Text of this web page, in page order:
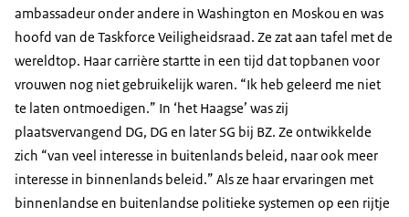
ambassadeur onder andere in Washington en Moskou en was
hoofd van de Taskforce Veiligheidsraad. Ze zat aan tafel met de
wereldtop. Haar carrière startte in een tijd dat topbanen voor
vrouwen nog niet gebruikelijk waren. “Ik heb geleerd me niet
te laten ontmoedigen.” In ‘het Haagse’ was zij
plaatsvervangend DG, DG en later SG bij BZ. Ze ontwikkelde
zich “van veel interesse in buitenlands beleid, naar ook meer
interesse in binnenlands beleid.” Als ze haar ervaringen met
binnenlandse en buitenlandse politieke systemen op een rijtje